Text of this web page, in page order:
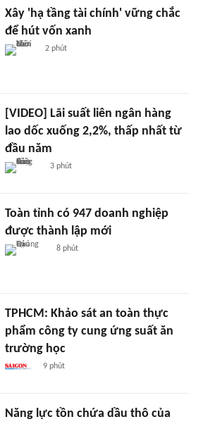
Xây 'hạ tầng tài chính' vững chắc
để hút vốn xanh
2 phút
[VIDEO] Lãi suất liên ngân hàng
lao dốc xuống 2,2%, thấp nhất từ
đầu năm
3 phút
Toàn tỉnh có 947 doanh nghiệp
được thành lập mới
8 phút
TPHCM: Khảo sát an toàn thực
phẩm công ty cung ứng suất ăn
trường học
9 phút
Năng lực tồn chứa dầu thô của